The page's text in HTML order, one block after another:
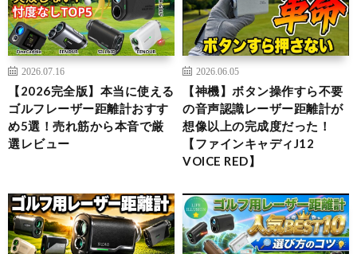
2026.07.16
【2026完全版】本当に使える
ゴルフレーザー距離計おすす
め5選！売れ筋から本音で厳
選レビュー
2026.06.05
【神機】ボタン操作すら不要
の音声認識レーザー距離計が
想像以上の完成度だった！
【ファインキャディJ12
VOICE RED】